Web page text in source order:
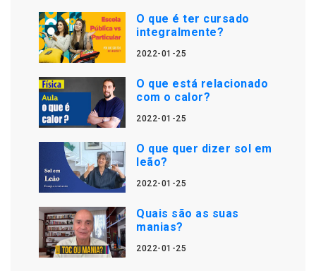
O que é ter cursado
integralmente?
2022-01-25
O que está relacionado
com o calor?
2022-01-25
O que quer dizer sol em
leão?
2022-01-25
Quais são as suas
manias?
2022-01-25